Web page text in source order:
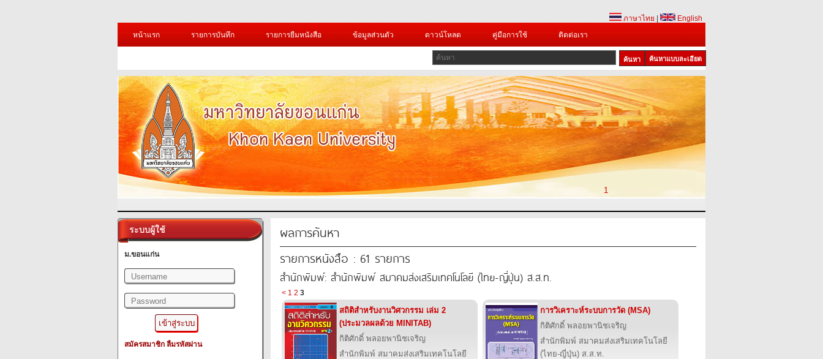
ภาษาไทย
English
หน้าแรก
รายการบันทึก รายการยืมหนังสือ ข้อมูลส่วนตัว ดาวน์โหลด คู่มือการใช้ ติดต่อเรา
ค้นหาแบบละเอียด
1
ระบบผู้ใช้
ม.ขอนแก่น
สมัครสมาชิก ลืมรหัสผ่าน
ผลการค้นหา
รายการหนังสือ : 61 รายการ
สำนักพิมพ์: สำนักพิมพ์ สมาคมส่งเสริมเทคโนโลยี (ไทย-ญี่ปุ่น) ส.ส.ท.
< 1 2 3
สถิติสำหรับงานวิศวกรรม เล่ม 2
(ประมวลผลด้วย MINITAB)
กิติศักดิ์ พลอยพานิชเจริญ
สำนักพิมพ์ สมาคมส่งเสริมเทคโนโลยี
การวิเคราะห์ระบบการวัด (MSA)
กิติศักดิ์ พลอยพานิชเจริญ
สำนักพิมพ์ สมาคมส่งเสริมเทคโนโลยี
(ไทย-ญี่ปุ่น) ส.ส.ท.